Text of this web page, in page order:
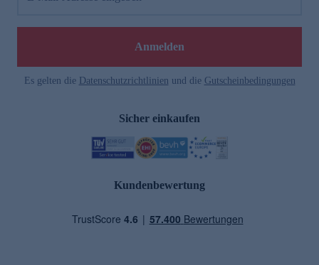
Anmelden
Es gelten die Datenschutzrichtlinien und die Gutscheinbedingungen
Sicher einkaufen
Kundenbewertung